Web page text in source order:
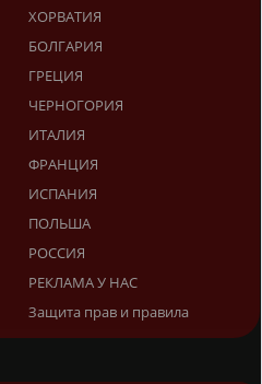
ХОРВАТИЯ
БОЛГАРИЯ
ГРЕЦИЯ
ЧЕРНОГОРИЯ
ИТАЛИЯ
ФРАНЦИЯ
ИСПАНИЯ
ПОЛЬША
РОССИЯ
РЕКЛАМА У НАС
Защита прав и правила